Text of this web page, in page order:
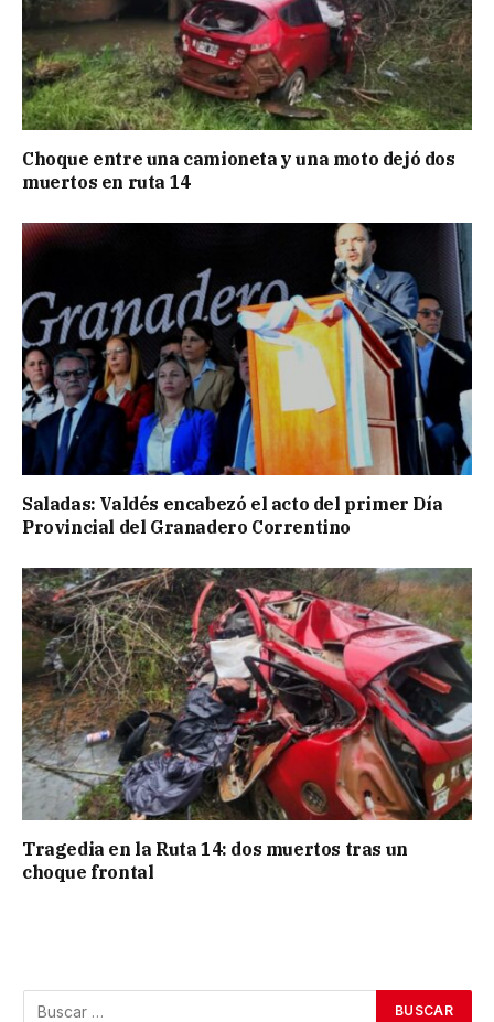
Choque entre una camioneta y una moto dejó dos
muertos en ruta 14
Saladas: Valdés encabezó el acto del primer Día
Provincial del Granadero Correntino
Tragedia en la Ruta 14: dos muertos tras un
choque frontal